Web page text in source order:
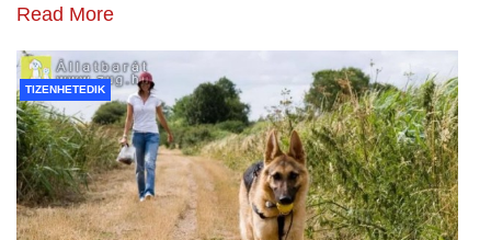
Read More
TIZENHETEDIK